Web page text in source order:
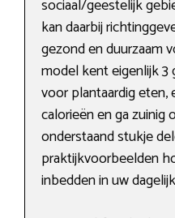
sociaal/geestelijk
kan daarbij
gezond en duurzaam
model kent eigenlijk 3
voor plantaardig
calorieën en ga zuinig
onderstaand stukje
praktijkvoorbeelden
inbedden in uw